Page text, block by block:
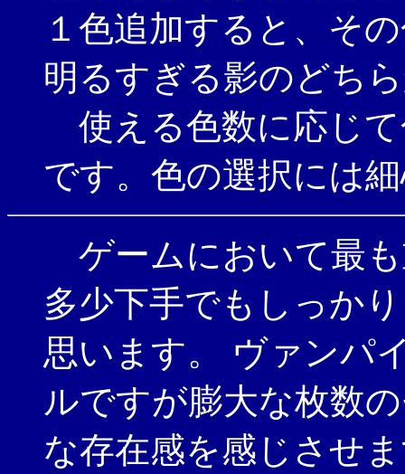
１色追加すると、そ
明るすぎる影のどち
使える色数に応じ
です。色の選択には
ゲームにおいて最
多少下手でもしっか
思います。 ヴァンパ
ルですが膨大な枚数
な存在感を感じさせ